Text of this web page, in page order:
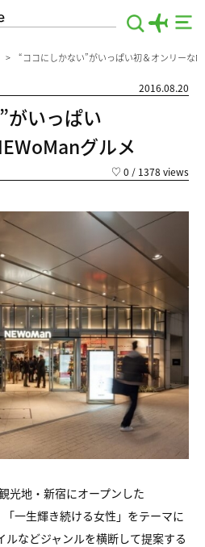
“ココにしかない”がいっぱい初＆オンリーな
2016.08.20
がいっぱい
グルメ
♡ 0 / 1378 views
光地・新宿にオープンした
一生輝き続ける女性」をテーマに
ルなどジャンルを横断して提案する